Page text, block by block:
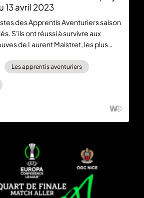
13 avril 2023
des Apprentis Aventuriers saison
S’ils ont réussi à survivre aux
de Laurent Maistret, les plus
la première épreuve des perles de
vous sur 6play pour voir
épisode en replay.
Les apprentis aventuriers